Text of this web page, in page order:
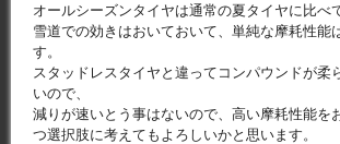
オールシーズンタイヤは通常の夏タイヤに比べ
雪道での効きはおいておいて、単純な摩耗性能
す。
スタッドレスタイヤと違ってコンパウンドが柔
いので、
減りが速いとう事はないので、高い摩耗性能を
つ選択肢に考えてもよろしいかと思います。